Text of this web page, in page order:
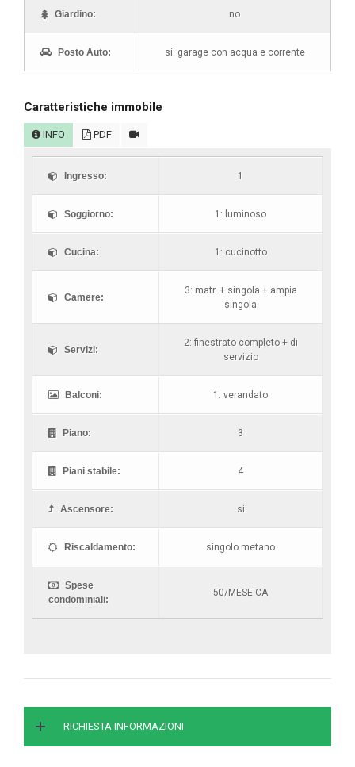
Giardino: no
Posto Auto: si: garage con acqua e corrente
Caratteristiche immobile
INFO PDF
Ingresso: 1
Soggiorno: 1: luminoso
Cucina: 1: cucinotto
Camere:
3: matr. + singola + ampia
singola
Servizi:
2: finestrato completo + di
servizio
Balconi: 1: verandato
Piano: 3
Piani stabile: 4
Ascensore: si
Riscaldamento: singolo metano
Spese
condominiali:
50/MESE CA
RICHIESTA INFORMAZIONI